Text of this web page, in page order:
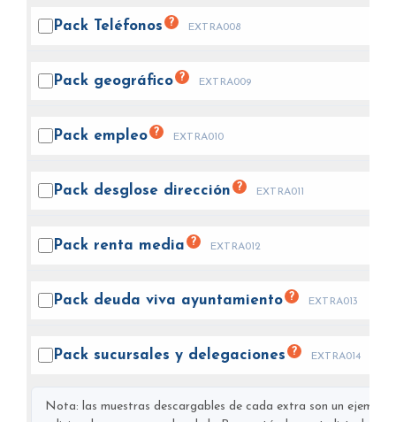
Pack Teléfonos ? EXTRA008
Pack geográfico ? EXTRA009
Pack empleo ? EXTRA010
Pack desglose dirección ? EXTRA011
Pack renta media ? EXTRA012
Pack deuda viva ayuntamiento ? EXTRA013
Pack sucursales y delegaciones ? EXTRA014
Nota: las muestras descargables de cada extra son un